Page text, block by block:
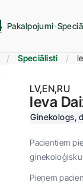
Pakalpojumi
Speciālisti
LV EN RU
Ieva
Ginekologs,
Pacientiem
Pieņem